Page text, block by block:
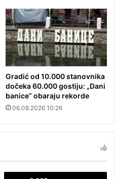
Gradić od 10.000 stanovnika
dočeka 60.000 gostiju: „Dani
banice“ obaraju rekorde
06.08.2026 10:26